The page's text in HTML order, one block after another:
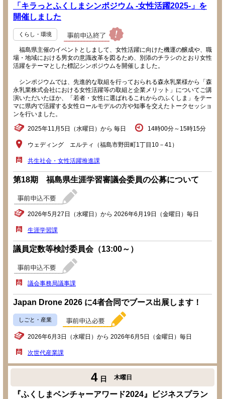
「キラっとふくしまシンポジウム -女性活躍2025-」を
開催しました
くらし・環境
福島県主催のイベントとしまして、女性活躍に向けた機運の醸成や、職
場・地域における男女の意識改革を図るため、別添のチラシのとおり女性
活躍をテーマとした標記シンポジウムを開催しました。
シンポジウムでは、先進的な取組を行っておられる森永乳業様から「森
永乳業株式会社における女性活躍等の取組と企業メリット」についてご講
演いただいたほか、「若者・女性に選ばれるこれからのふくしま」をテー
マに県内で活躍する女性ロールモデルの方や知事を交えたトークセッショ
ンを行いました。
2025年11月5日（水曜日）から 毎日 14時00分～15時15分
ウェディング エルティ（福島市野田町1丁目10－41）
共生社会・女性活躍推進課
第18期 福島県生涯学習審議会委員の公募について
2026年5月27日（水曜日）から 2026年6月19日（金曜日）毎日
生涯学習課
議員定数等検討委員会（13:00～）
議会事務局議事課
Japan Drone 2026 に4者合同でブース出展します！
しごと・産業
2026年6月3日（水曜日）から 2026年6月5日（金曜日）毎日
次世代産業課
4 日 木曜日
『ふくしまベンチャーアワード2024』ビジネスプラン